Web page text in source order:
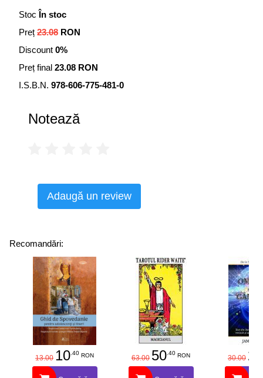
Stoc În stoc
Preț 23.08 RON
Discount 0%
Preț final 23.08 RON
I.S.B.N. 978-606-775-481-0
Notează
Adaugă un review
Recomandări:
13.00 10.40 RON 63.00 50.40 RON 30.00 25